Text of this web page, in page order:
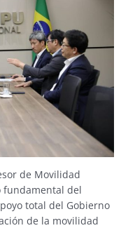
de Movilidad
fundamental del
total del Gobierno
de la movilidad